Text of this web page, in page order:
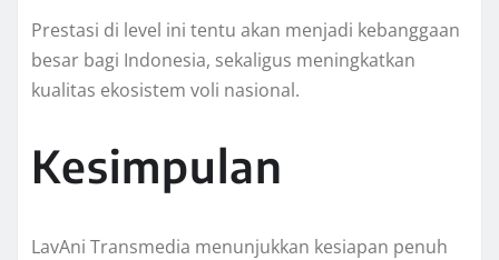
Prestasi di level ini tentu akan menjadi kebanggaan
besar bagi Indonesia, sekaligus meningkatkan
kualitas ekosistem voli nasional.
Kesimpulan
LavAni Transmedia menunjukkan kesiapan penuh